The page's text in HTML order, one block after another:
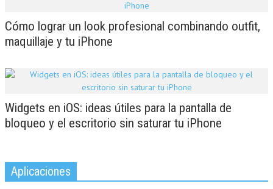
Cómo lograr un look profesional combinando outfit,
maquillaje y tu iPhone
Widgets en iOS: ideas útiles para la pantalla de
bloqueo y el escritorio sin saturar tu iPhone
Aplicaciones